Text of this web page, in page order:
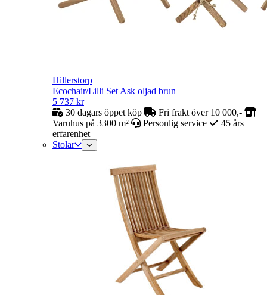
Hillerstorp
Ecochair/Lilli Set Ask oljad brun
5 737 kr
30 dagars öppet köp
Fri frakt över 10 000,-
Varuhus på 3300 m²
Personlig service
45 års
erfarenhet
Stolar